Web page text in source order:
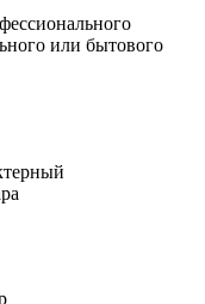
или бытового